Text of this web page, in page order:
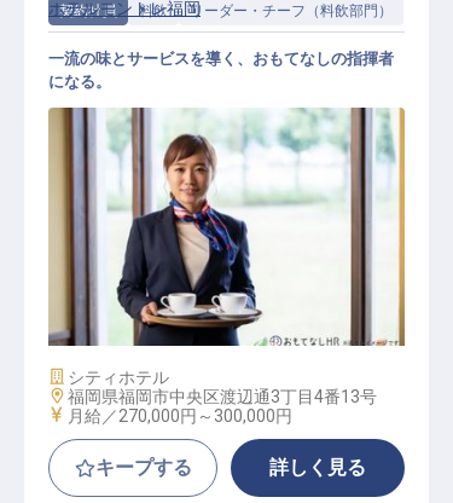
契約社員 料飲 リーダー・チーフ（料飲部門）
レストランサービス（リーダー職）
ホテルモントレ福岡
一流の味とサービスを導く、おもてなしの指揮者
になる。
施設業態
シティホテル
勤務地
福岡県福岡市中央区渡辺通3丁目4番13号
給与
月給／270,000円～ 300,000円
キープする 詳しく見る